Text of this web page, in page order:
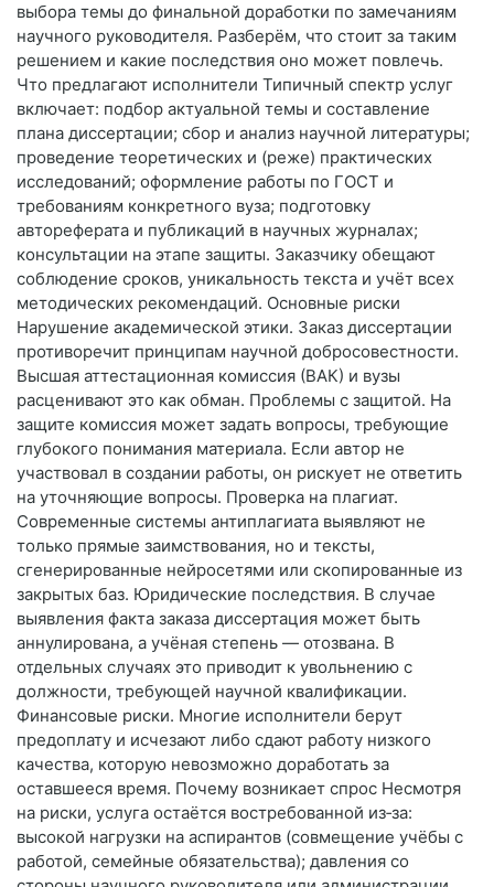
выбора темы до финальной доработки по замечаниям
научного руководителя. Разберём, что стоит за таким
решением и какие последствия оно может повлечь.
Что предлагают исполнители Типичный спектр услуг
включает: подбор актуальной темы и составление
плана диссертации; сбор и анализ научной литературы;
проведение теоретических и (реже) практических
исследований; оформление работы по ГОСТ и
требованиям конкретного вуза; подготовку
автореферата и публикаций в научных журналах;
консультации на этапе защиты. Заказчику обещают
соблюдение сроков, уникальность текста и учёт всех
методических рекомендаций. Основные риски
Нарушение академической этики. Заказ диссертации
противоречит принципам научной добросовестности.
Высшая аттестационная комиссия (ВАК) и вузы
расценивают это как обман. Проблемы с защитой. На
защите комиссия может задать вопросы, требующие
глубокого понимания материала. Если автор не
участвовал в создании работы, он рискует не ответить
на уточняющие вопросы. Проверка на плагиат.
Современные системы антиплагиата выявляют не
только прямые заимствования, но и тексты,
сгенерированные нейросетями или скопированные из
закрытых баз. Юридические последствия. В случае
выявления факта заказа диссертация может быть
аннулирована, а учёная степень — отозвана. В
отдельных случаях это приводит к увольнению с
должности, требующей научной квалификации.
Финансовые риски. Многие исполнители берут
предоплату и исчезают либо сдают работу низкого
качества, которую невозможно доработать за
оставшееся время. Почему возникает спрос Несмотря
на риски, услуга остаётся востребованной из‑за:
высокой нагрузки на аспирантов (совмещение учёбы с
работой, семейные обязательства); давления со